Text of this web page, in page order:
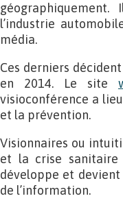
l’industrie
média.
Ces derniers
en 2014. Le site
visioconférence a
et la prévention.
Visionnaires ou
et la crise sanitaire
développe et
de l’information.